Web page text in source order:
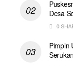
Desa
0
Pimpin